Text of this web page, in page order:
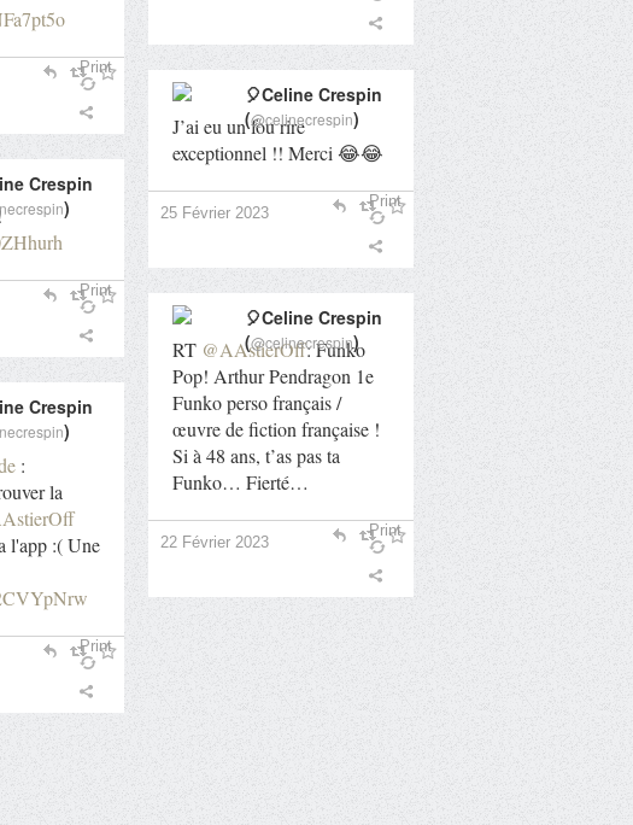
Print
J’ai eu un fou rire
exceptionnel !! Merci 😂😂
🎈Celine Crespin
(@celinecrespin)
25 Février 2023
Print
Crespin
)
Print
RT @AAstierOff: Funko
Pop! Arthur Pendragon 1e
Funko perso français /
œuvre de fiction française !
Si à 48 ans, t’as pas ta
Funko… Fierté…
🎈Celine Crespin
(@celinecrespin)
22 Février 2023
Print
:
la
l'app :( Une
Crespin
)
Print